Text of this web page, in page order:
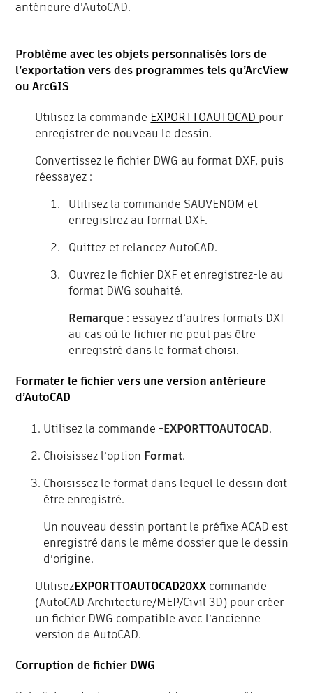
antérieure d’AutoCAD.
Problème avec les objets personnalisés lors de
l’exportation vers des programmes tels qu’ArcView
ou ArcGIS
Utilisez la commande EXPORTTOAUTOCAD pour
enregistrer de nouveau le dessin.
Convertissez le fichier DWG au format DXF, puis
réessayez :
Utilisez la commande SAUVENOM et
enregistrez au format DXF.
Quittez et relancez AutoCAD.
Ouvrez le fichier DXF et enregistrez-le au
format DWG souhaité.
Remarque : essayez d’autres formats DXF
au cas où le fichier ne peut pas être
enregistré dans le format choisi.
Formater le fichier vers une version antérieure
d’AutoCAD
Utilisez la commande -EXPORTTOAUTOCAD.
Choisissez l’option Format.
Choisissez le format dans lequel le dessin doit
être enregistré.
Un nouveau dessin portant le préfixe ACAD est
enregistré dans le même dossier que le dessin
d’origine.
UtilisezEXPORTTOAUTOCAD20XX commande
(AutoCAD Architecture/MEP/Civil 3D) pour créer
un fichier DWG compatible avec l’ancienne
version de AutoCAD.
Corruption de fichier DWG